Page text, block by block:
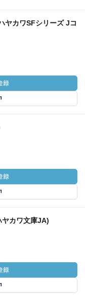
ヤカワSFシリーズ Jコ
カワ文庫JA)